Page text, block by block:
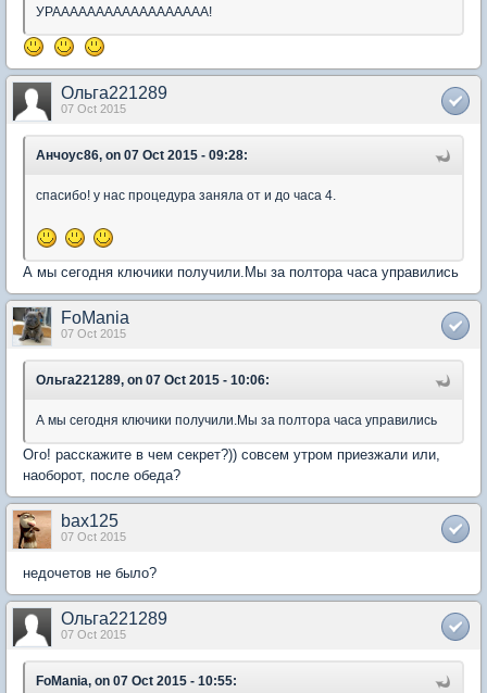
УРАААААААААААААААААА!
Ольга221289
07 Oct 2015
Анчоус86, on 07 Oct 2015 - 09:28:
спасибо! у нас процедура заняла от и до часа 4.
А мы сегодня ключики получили.Мы за полтора часа управились
FoMania
07 Oct 2015
Ольга221289, on 07 Oct 2015 - 10:06:
А мы сегодня ключики получили.Мы за полтора часа управились
Ого! расскажите в чем секрет?)) совсем утром приезжали или,
наоборот, после обеда?
bax125
07 Oct 2015
недочетов не было?
Ольга221289
07 Oct 2015
FoMania, on 07 Oct 2015 - 10:55: